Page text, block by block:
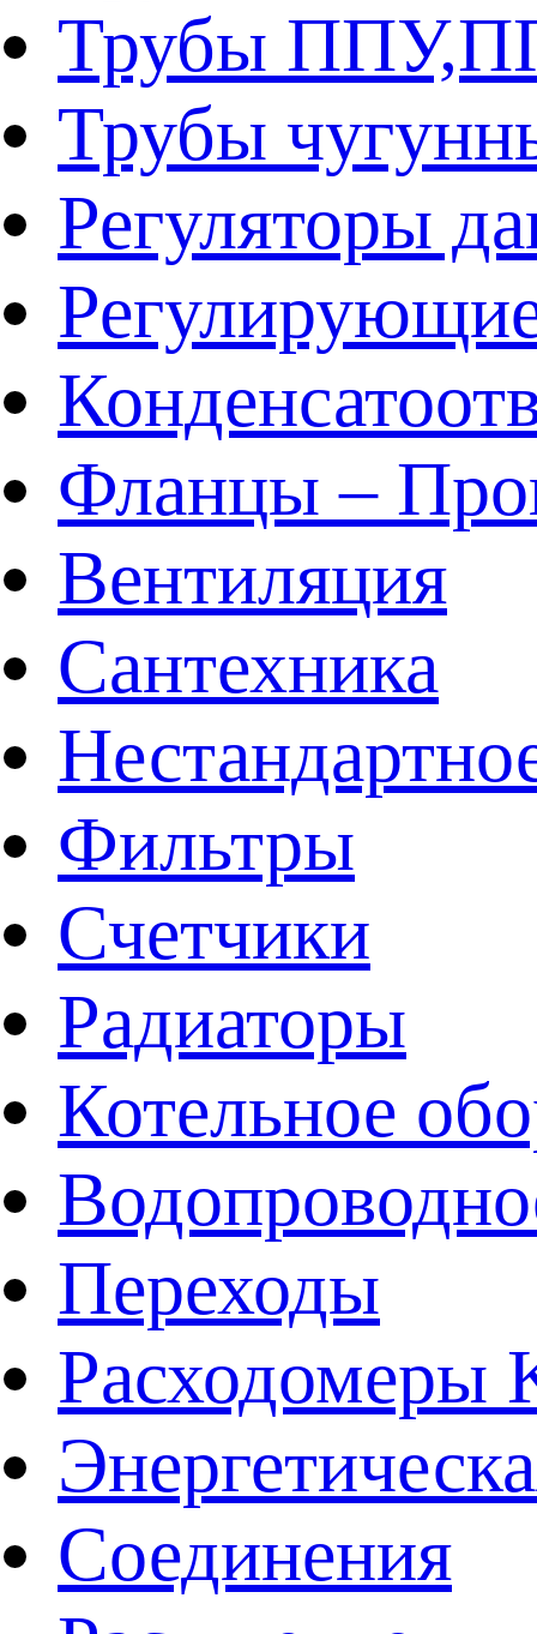
Трубы
Трубы
Регуляторы
Фланцы –
Вентиляция
Сантехника
Фильтры
Счетчики
Радиаторы
Котельное
Переходы
Расходомеры
Соединения